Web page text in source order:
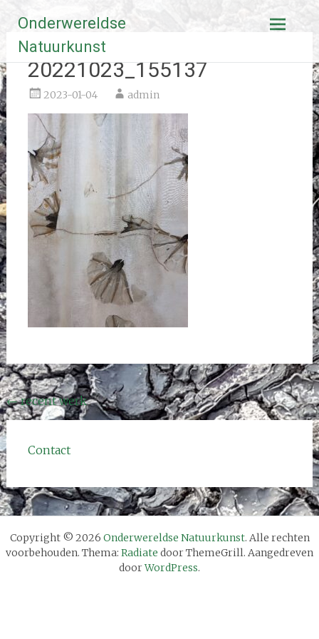
naar
inhoud
Onderwereldse
Natuurkunst
20221023_155137
2023-01-04 admin
Bericht
navigatie
←recent werk
Contact
Copyright © 2026 Onderwereldse Natuurkunst. Alle rechten
voorbehouden. Thema: Radiate door ThemeGrill. Aangedreven
doorWordPress.